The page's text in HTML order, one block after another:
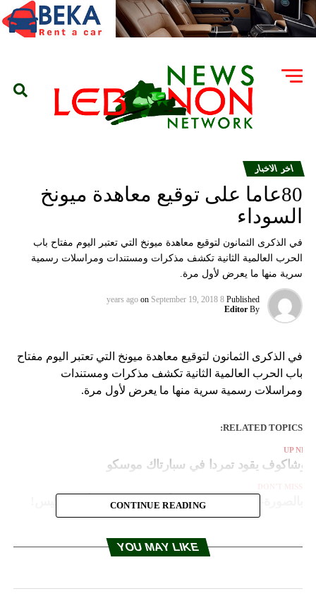
اخر الاخبار
80عاما على توقيع معاهدة ميونخ
السوداء
في الذكرى الثمانون لتوقيع معاهدة ميونخ التي تعتبر اليوم مفتاح باب
الحرب العالمية الثانية تكشف مذكرات ومستندات ومراسلات رسمية
سرية منها ما يعرض لأول مرة.
Published
8 years ago
on September 19, 2018
By
Editor
في الذكرى الثمانون لتوقيع معاهدة ميونخ التي تعتبر اليوم مفتاح
باب الحرب العالمية الثانية تكشف مذكرات ومستندات
ومراسلات رسمية سرية منها ما يعرض لأول مرة.
RELATED TOPICS:
UP
يقود تمردا في سبارتاك موسكو
بالصورة- قطة غادرت بيت أصحابها وعادت بأغرب كيس!
CONTINUE READING
YOU MAY LIKE